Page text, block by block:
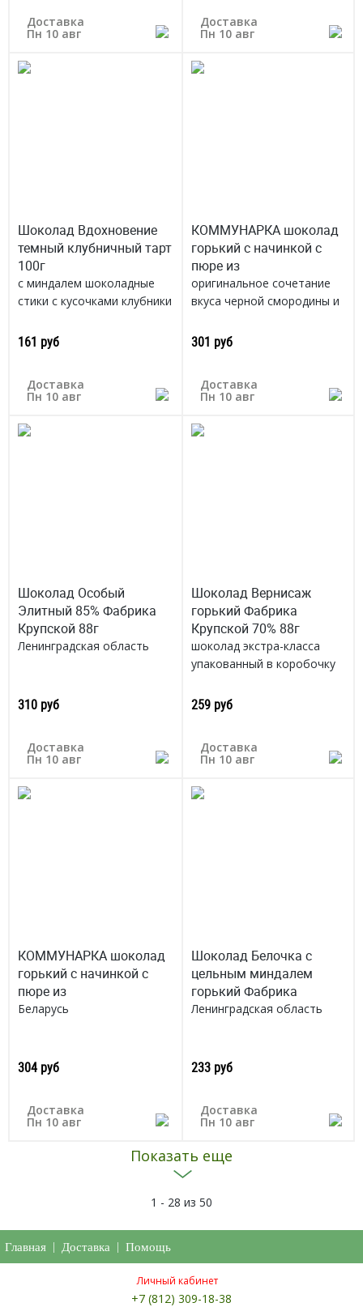
Доставка
Пн 10 авг
Доставка
Пн 10 авг
Шоколад Вдохновение
темный клубничный тарт
100г
с миндалем шоколадные
стики с кусочками клубники
Россия
161 руб
Доставка
Пн 10 авг
КОММУНАРКА шоколад
горький с начинкой с
пюре из
оригинальное сочетание
вкуса черной смородины и
Беларусь
301 руб
Доставка
Пн 10 авг
Шоколад Особый
Элитный 85% Фабрика
Крупской 88г
Ленинградская область
310 руб
Доставка
Пн 10 авг
Шоколад Вернисаж
горький Фабрика
Крупской 70% 88г
шоколад экстра-класса
упакованный в коробочку
Ленинградская область
259 руб
Доставка
Пн 10 авг
КОММУНАРКА шоколад
горький с начинкой с
пюре из
Беларусь
304 руб
Доставка
Пн 10 авг
Шоколад Белочка с
цельным миндалем
горький Фабрика
Ленинградская область
233 руб
Доставка
Пн 10 авг
Показать еще
1 - 28 из 50
Главная Доставка Помощь
Личный кабинет
+7 (812) 309-18-38